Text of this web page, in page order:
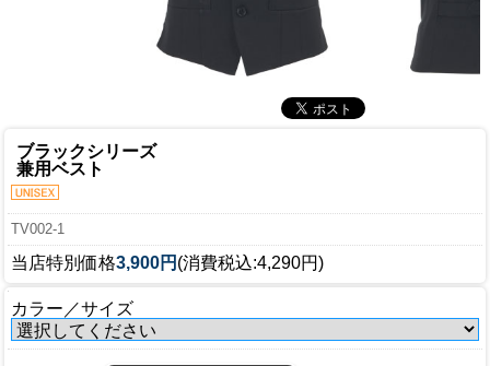
ブラックシリーズ
兼用ベスト
TV002-1
当店特別価格3,900円 (消費税込:4,290円)
カラー／サイズ